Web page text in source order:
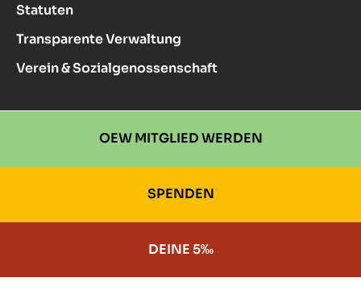
Statuten
Transparente Verwaltung
Verein & Sozialgenossenschaft
OEW MITGLIED WERDEN
SPENDEN
DEINE 5‰